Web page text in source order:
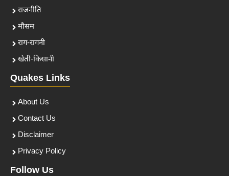
राजनीति
मौसम
राग-रागनी
खेती-किसानी
Quakes Links
About Us
Contact Us
Disclaimer
Privacy Policy
Follow Us